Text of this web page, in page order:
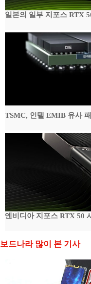
일본의 일부 지포스 RTX
TSMC, 인텔 EMIB 유사
엔비디아 지포스 RTX 50
보드나라 많이 본 기사